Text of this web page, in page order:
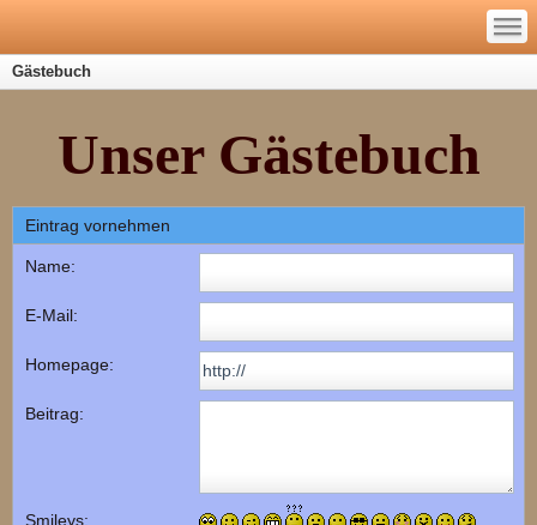
—
—
—
Gästebuch
Unser Gästebuch
Eintrag vornehmen
Name:
E-Mail:
Homepage:
Beitrag:
Smileys: